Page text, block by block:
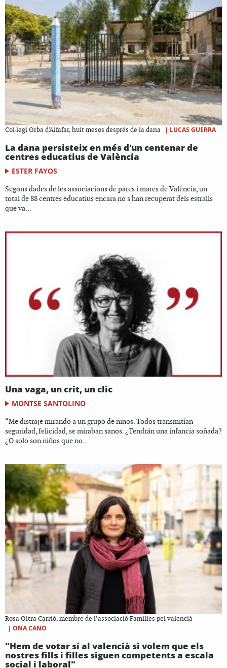
Col·legi Orba d'Alfafar, huit mesos després de la dana | LUCAS GUERRA
La dana persisteix en més d'un centenar de
centres educatius de València
ESTER FAYOS
Segons dades de les associacions de pares i mares de València, un
total de 88 centres educatius encara no s'han recuperat dels estralls
que va...
Una vaga, un crit, un clic
MONTSE SANTOLINO
“Me distraje mirando a un grupo de niños. Todos transmitían
seguridad, felicidad, se miraban sanos. ¿Tendrán una infancia soñada?
¿O solo son niños que no...
Rosa Oltra Carrió, membre de l’associació Famílies pel valencià
| ONA CANO
"Hem de votar sí al valencià si volem que els
nostres fills i filles siguen competents a escala
social i laboral"